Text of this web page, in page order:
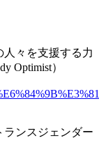
々を支援する力
Optimist）
ランスジェンダー